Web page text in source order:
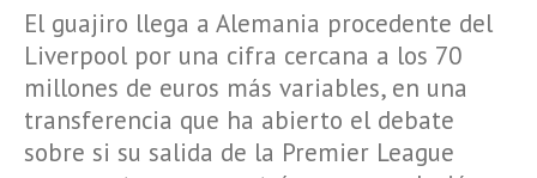
El guajiro llega a Alemania procedente del
Liverpool por una cifra cercana a los 70
millones de euros más variables, en una
transferencia que ha abierto el debate
sobre si su salida de la Premier League